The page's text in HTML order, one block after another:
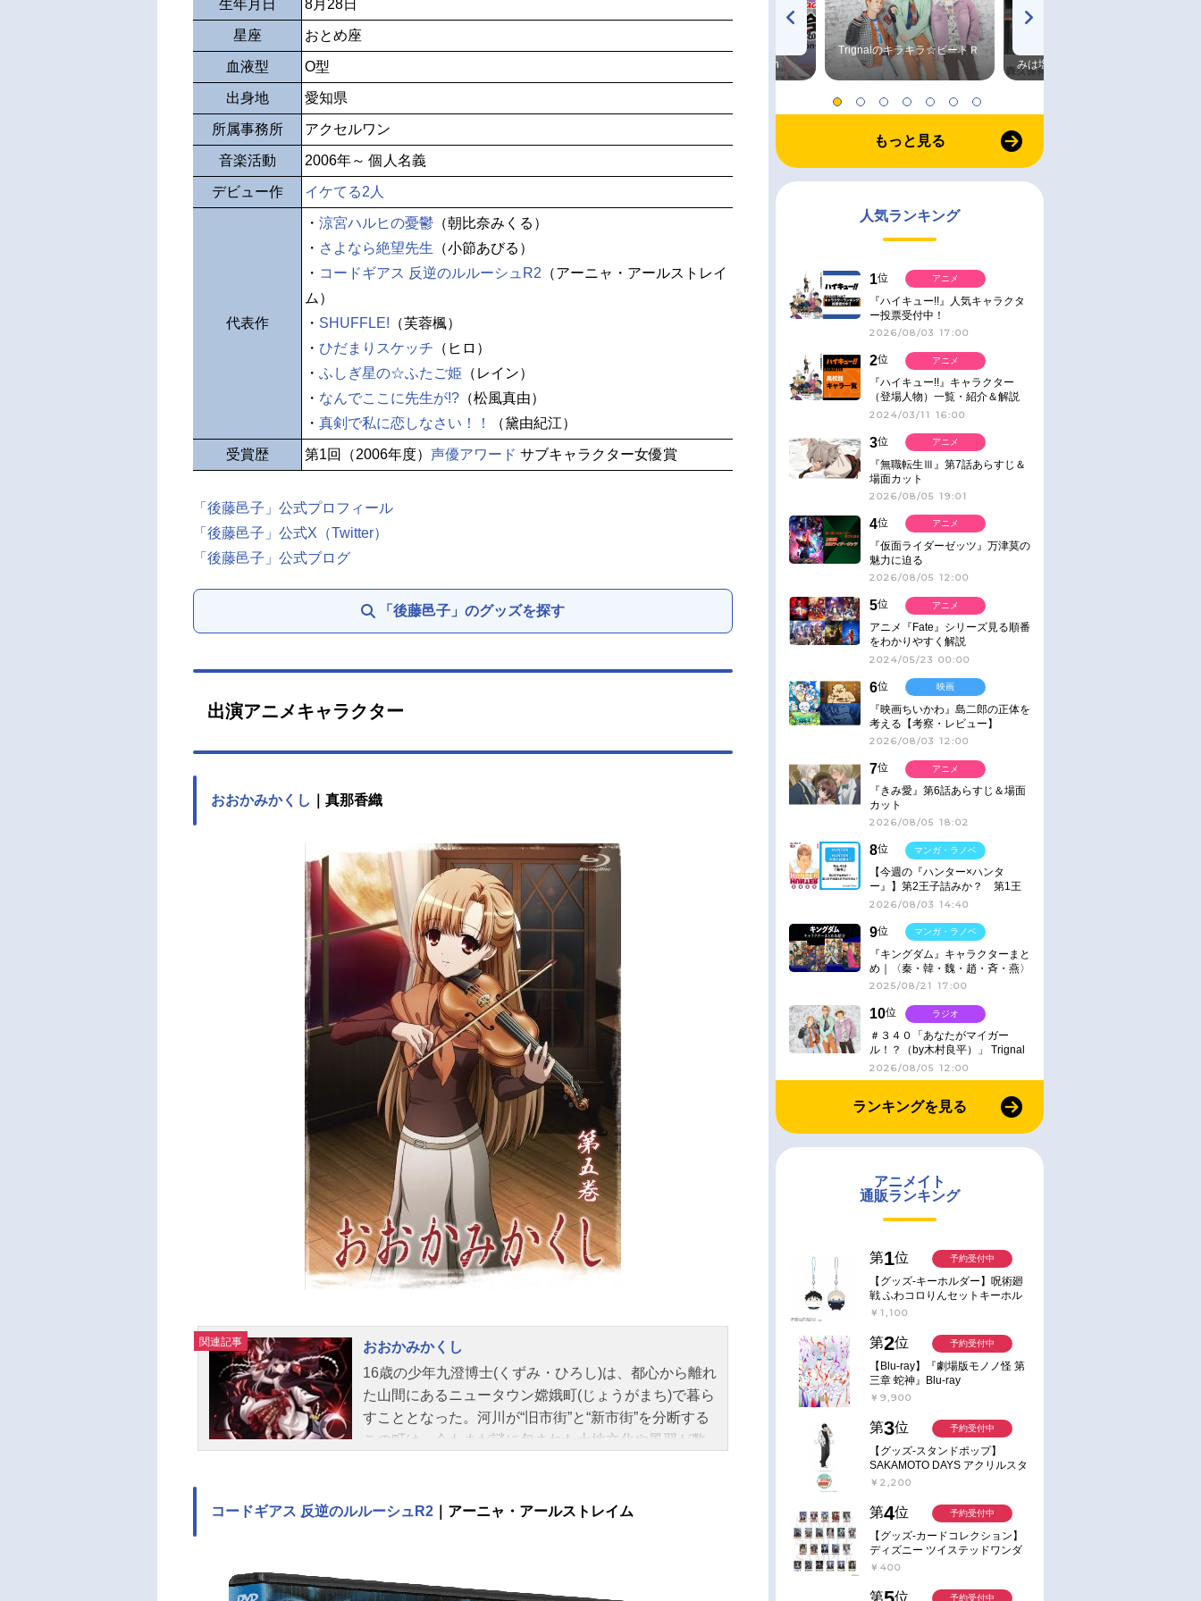
生年月日 8月28日
星座 おとめ座
血液型 O型
出身地 愛知県
所属事務所 アクセルワン
音楽活動 2006年～ 個人名義
デビュー作 イケてる2人
代表作
・ 涼宮ハルヒの憂鬱 （朝比奈みくる）
・ さよなら絶望先生 （小節あびる）
・ コードギアス 反逆のルルーシュR2 （アーニャ・アールストレイ
ム）
・ SHUFFLE! （芙蓉楓）
・ ひだまりスケッチ （ヒロ）
・ ふしぎ星の☆ふたご姫 （レイン）
・ なんでここに先生が!? （松風真由）
・ 真剣で私に恋しなさい！！ （黛由紀江）
受賞歴 第1回（2006年度） 声優アワード サブキャラクター女優賞
「後藤邑子」公式プロフィール
「後藤邑子」公式X（Twitter）
「後藤邑子」公式ブログ
「後藤邑子」のグッズを探す
出演アニメキャラクター
おおかみかくし ｜真那香織
関連記事
おおかみかくし
16歳の少年九澄博士(くずみ・ひろし)は、都心から離れ
た山間にあるニュータウン嫦娥町(じょうがまち)で暮ら
すこととなった。河川が“旧市街”と“新市街”を分断する
この町は、今もまだ謎に包まれた土地文化や風習が数
れる。そんな環境に戸惑いつつも新しい生活を楽しむ
博士に忠告する。｢旧市街には近づかないように｣そこ
コードギアス 反逆のルルーシュR2 ｜アーニャ・アールストレイム
高橋美紀のおんぷの気持ち
TVアニメ『戦隊大失格』
radio 大直会 2nd season
Trignalのキラキラ☆ビートＲ
みは塩だけ
もっと見る
人気ランキング
1位
『ハイキュー!!』人気キャラクタ
ー投票受付中！
2026/08/03 17:00
アニメ
2位
『ハイキュー!!』キャラクター
（登場人物）一覧・紹介＆解説
2024/03/11 16:00
アニメ
3位
『無職転生Ⅲ』第7話あらすじ＆
場面カット
2026/08/05 19:01
アニメ
4位
『仮面ライダーゼッツ』万津莫の
魅力に迫る
2026/08/05 12:00
アニメ
5位
アニメ『Fate』シリーズ見る順番
をわかりやすく解説
2024/05/23 00:00
アニメ
6位
『映画ちいかわ』島二郎の正体を
考える【考察・レビュー】
2026/08/03 12:00
映画
7位
『きみ愛』第6話あらすじ＆場面
カット
2026/08/05 18:02
アニメ
8位
【今週の『ハンター×ハンタ
ー』】第2王子詰みか？ 第1王
子と第4王子が対峙「発令」＜
2026/08/03 14:40
マンガ・ラノベ
9位
『キングダム』キャラクターまと
め｜〈秦・韓・魏・趙・斉・燕〉
2025/08/21 17:00
マンガ・ラノベ
10位
＃３４０「あなたがマイガー
ル！？（by木村良平）」 Trignal
のキラキラ☆ビートＲ
2026/08/05 12:00
ラジオ
ランキングを見る
アニメイト
通販ランキング
第1位
【グッズ-キーホルダー】呪術廻
戦 ふわコロりんセットキーホル
ダー【アニメイト特典付】
￥1,100
予約受付中
第2位
【Blu-ray】『劇場版モノノ怪 第
三章 蛇神』Blu-ray
￥9,900
予約受付中
第3位
【グッズ-スタンドポップ】
SAKAMOTO DAYS アクリルスタ
ンド～Sunny Afternoon～ 4.南雲
￥2,200
予約受付中
第4位
【グッズ-カードコレクション】
ディズニー ツイステッドワンダ
ーランド ランダムカードコレク
￥400
予約受付中
第 位 予約受付中